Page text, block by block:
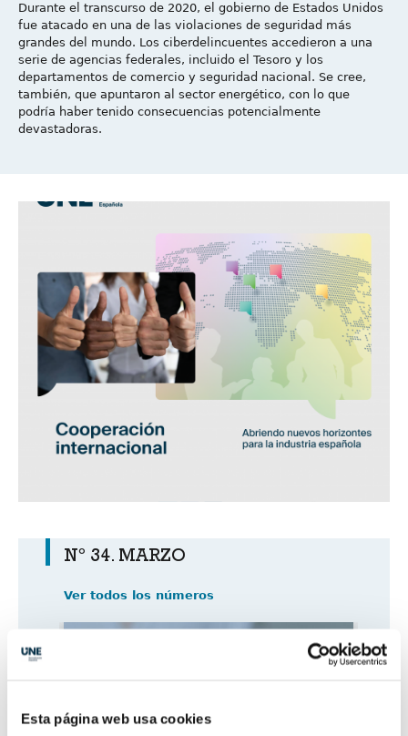
Esta página web usa cookies
Durante el transcurso de 2020, el gobierno de Estados Unidos
fue atacado en una de las violaciones de seguridad más
grandes del mundo. Los ciberdelincuentes accedieron a una
serie de agencias federales, incluido el Tesoro y los
departamentos de comercio y seguridad nacional. Se cree,
también, que apuntaron al sector energético, con lo que
podría haber tenido consecuencias potencialmente
devastadoras.
Nº 34. MARZO
Ver todos los números